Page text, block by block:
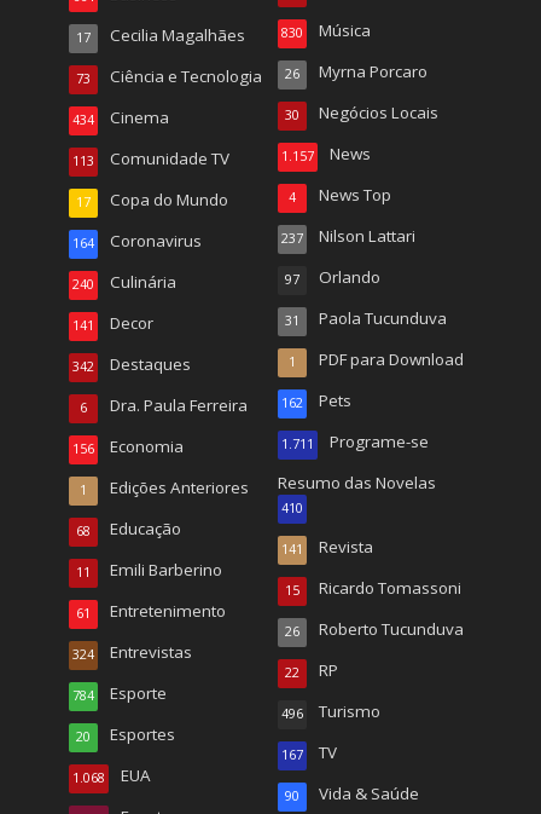
Cecilia Magalhães
17
Ciência e Tecnologia
73
Cinema
434
Comunidade TV
113
Copa do Mundo
17
Coronavirus
164
Culinária
240
Decor
141
Destaques
342
Dra. Paula Ferreira
6
Economia
156
Edições Anteriores
1
Educação
68
Emili Barberino
11
Entretenimento
61
Entrevistas
324
Esporte
784
Esportes
20
EUA
1.068
Música
830
Myrna Porcaro
26
Negócios Locais
30
News
1.157
News Top
4
Nilson Lattari
237
Orlando
97
Paola Tucunduva
31
PDF para Download
1
Pets
162
Programe-se
1.711
Resumo das Novelas
410
Revista
141
Ricardo Tomassoni
15
Roberto Tucunduva
26
RP
22
Turismo
496
TV
167
Vida & Saúde
90